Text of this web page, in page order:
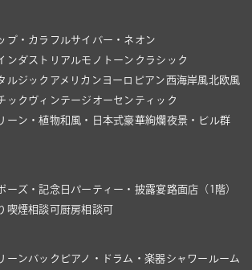
プ・カラフルサイバー・ネオン
ンダストリアルモノトーン クラシック
ルジック アメリカン ヨーロピアン西海岸風 北欧風
ック ヴィンテージ オーセンティック
ーン・植物和風・日本式豪華絢爛夜景・ビル群
ーズ・記念日 パーティー・披露宴路面店（1階）
喫煙相談可厨房相談可
ーンバック ピアノ・ドラム・楽器シャワールーム